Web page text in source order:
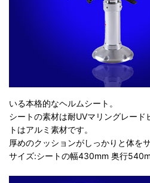
いる本格的なヘルムシート。
シートの素材は耐UVマリングレード
トはアルミ素材です。
厚めのクッションがしっかりと体を
サイズ:シートの幅430mm 奥行